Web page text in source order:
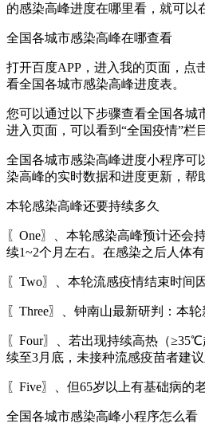
的感染高峰进度在哪里看，就可以
全国各城市感染高峰在哪查看
打开百度APP，进入我的页面，点
看全国各城市感染高峰进度表。
您可以通过以下步骤查看全国各城
进入页面，可以看到“全国疫情”栏
全国各城市感染高峰进度小程序可
染高峰的实时数据和进度更新，帮
本轮感染高峰还要持续多久
〖One〗、本轮感染高峰预计还会
续1~2个月左右。在感染之后人体
〖Two〗、本轮流感疫情结束时间
〖Three〗、钟南山最新研判：本
〖Four〗、若出现持续高热（
续至3月底，未接种流感疫苗者建议
〖Five〗、但65岁以上有基础病的
全国各城市感染高峰小程序怎么看